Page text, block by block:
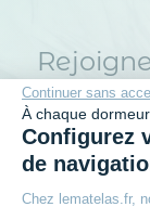
Continuer sans
À chaque
Configurez
de
Chez lematelas.fr,
Inscrivez-
conseils
bons plans